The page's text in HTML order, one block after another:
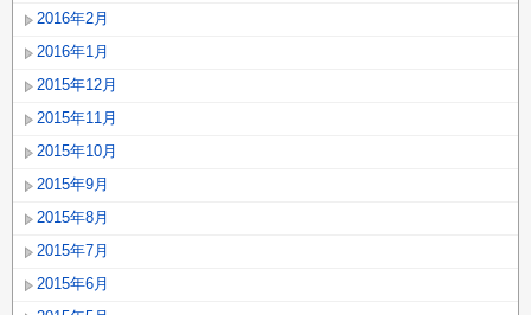
2016年2月
2016年1月
2015年12月
2015年11月
2015年10月
2015年9月
2015年8月
2015年7月
2015年6月